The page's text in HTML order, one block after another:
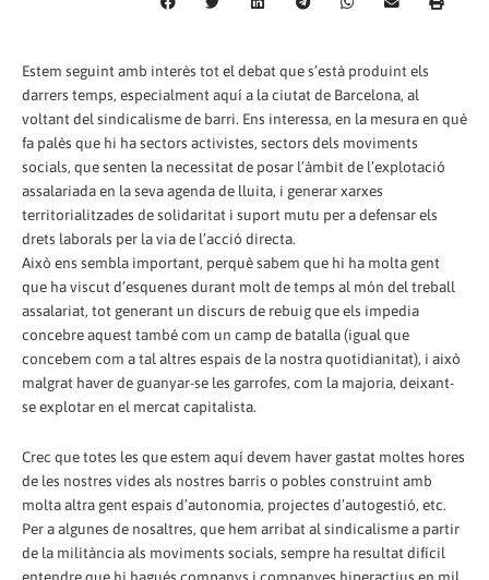
Estem seguint amb interès tot el debat que s’està produint els
darrers temps, especialment aquí a la ciutat de Barcelona, al
voltant del sindicalisme de barri. Ens interessa, en la mesura en què
fa palès que hi ha sectors activistes, sectors dels moviments
socials, que senten la necessitat de posar l’àmbit de l’explotació
assalariada en la seva agenda de lluita, i generar xarxes
territorialitzades de solidaritat i suport mutu per a defensar els
drets laborals per la via de l’acció directa.
Això ens sembla important, perquè sabem que hi ha molta gent
que ha viscut d’esquenes durant molt de temps al món del treball
assalariat, tot generant un discurs de rebuig que els impedia
concebre aquest també com un camp de batalla (igual que
concebem com a tal altres espais de la nostra quotidianitat), i això
malgrat haver de guanyar-se les garrofes, com la majoria, deixant-
se explotar en el mercat capitalista.
Crec que totes les que estem aquí devem haver gastat moltes hores
de les nostres vides als nostres barris o pobles construint amb
molta altra gent espais d’autonomia, projectes d’autogestió, etc.
Per a algunes de nosaltres, que hem arribat al sindicalisme a partir
de la militància als moviments socials, sempre ha resultat difícil